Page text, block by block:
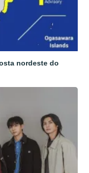
nordeste do